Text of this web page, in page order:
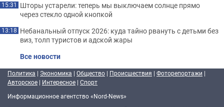
15:31 Шторы устарели: теперь мы выключаем солнце прямо
через стекло одной кнопкой
13:18 Небанальный отпуск 2026: куда тайно рвануть с детьми без
виз, толп туристов и адской жары
Все новости
Политика | Экономика | Общество | Происшествия | Фоторепортажи |
Авторское | Интересное | Спорт
Информационное агентство «Nord-News»